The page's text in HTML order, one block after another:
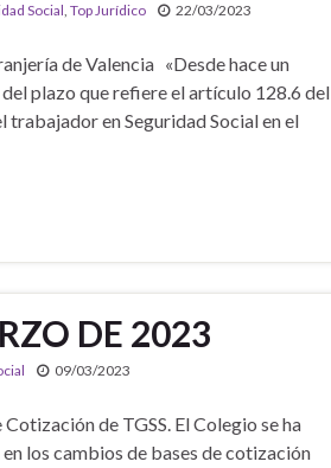
Social, Top Jurídico 22/03/2023
de Valencia «Desde hace un
plazo que refiere el artículo 128.6 del
en Seguridad Social en el
DE 2023
09/03/2023
de TGSS. El Colegio se ha
los cambios de bases de cotización